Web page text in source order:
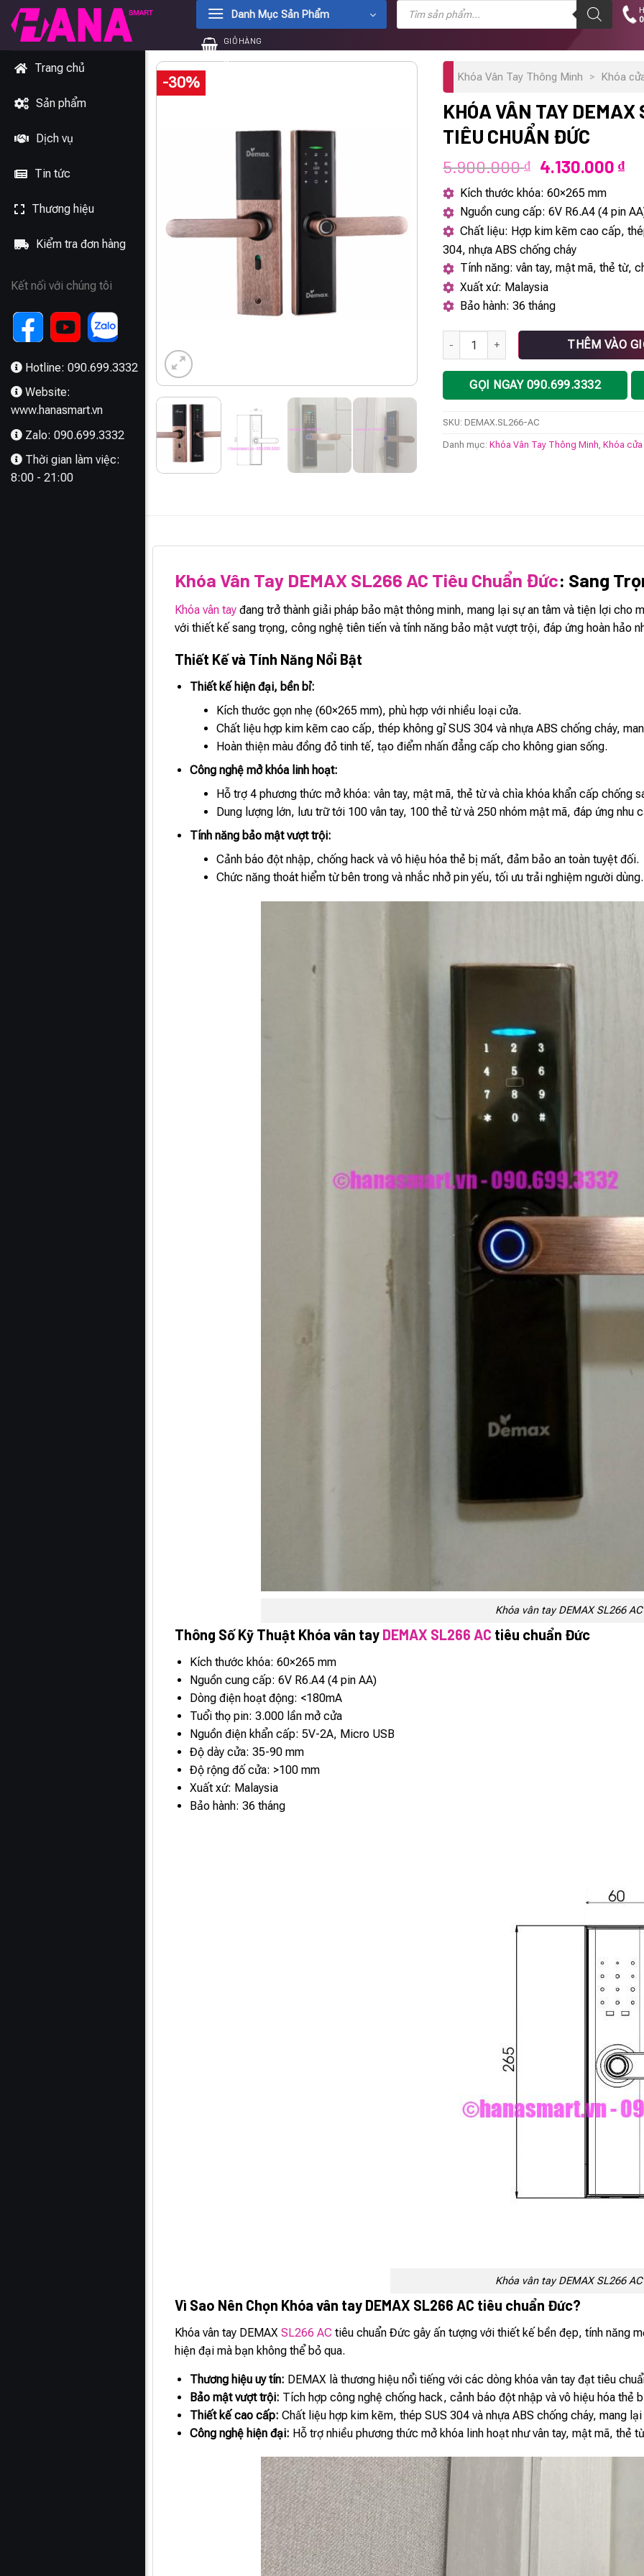
Chuyển
đến
dung
Danh Mục Sản Phẩm
Tìm
kiếm
phẩm
GIỎ HÀNG
0₫
Trang chủ
Sản phẩm
Dịch vụ
Tin tức
Thương hiệu
Kiểm tra đơn hàng
Kết nối với chúng tôi
Hotline: 090.699.3332
Website:
www.hanasmart.vn
Zalo: 090.699.3332
Thời gian làm việc:
8:00 - 21:00
-30% Khóa Vân Tay Thông Minh > Khóa
KHÓA VÂN TAY DEMAX
TIÊU CHUẨN ĐỨC
5.900.000₫
Giá
gốc
là:
5.900.000 ₫.
4.130.000 ₫Giá
là:
Kích thước khóa: 60×265 mm
Nguồn cung cấp: 6V R6.A4 (4 pin
Chất liệu: Hợp kim kẽm cao cấp,
304, nhựa ABS chống cháy
Tính năng: vân tay, mật mã, thẻ từ,
Xuất xứ: Malaysia
Bảo hành: 36 tháng
Khóa vân tay DEMAX SL266 AC tiêu chuẩn
THÊM VÀO
GỌI NGAY 090.699.3332
SKU:DEMAX.SL266-AC
Danh mục:Khóa Vân Tay Thông Minh,Khóa
Khóa Vân Tay DEMAX SL266 AC Tiêu Chuẩn Đức: Sang
Khóa vân tay đang trở thành giải pháp bảo mật thông minh, mang lại sự an tâm và tiện lợi
với thiết kế sang trọng, công nghệ tiên tiến và tính năng bảo mật vượt trội, đáp ứng hoàn hảo
Thiết Kế và Tính Năng Nổi Bật
Thiết kế hiện đại, bền bỉ:
Kích thước gọn nhẹ (60×265 mm), phù hợp với nhiều loại cửa.
Chất liệu hợp kim kẽm cao cấp, thép không gỉ SUS 304 và nhựa ABS chống cháy,
Hoàn thiện màu đồng đỏ tinh tế, tạo điểm nhấn đẳng cấp cho không gian sống.
Công nghệ mở khóa linh hoạt:
Hỗ trợ 4 phương thức mở khóa: vân tay, mật mã, thẻ từ và chìa khóa khẩn cấp chống
Dung lượng lớn, lưu trữ tới 100 vân tay, 100 thẻ từ và 250 nhóm mật mã, đáp ứng nhu
Tính năng bảo mật vượt trội:
Cảnh báo đột nhập, chống hack và vô hiệu hóa thẻ bị mất, đảm bảo an toàn tuyệt đối.
Chức năng thoát hiểm từ bên trong và nhắc nhở pin yếu, tối ưu trải nghiệm người dùng.
Khóa vân tay DEMAX SL266
Thông Số Kỹ Thuật Khóa vân tay DEMAX SL266 AC tiêu chuẩn Đức
Kích thước khóa: 60×265 mm
Nguồn cung cấp: 6V R6.A4 (4 pin AA)
Dòng điện hoạt động: <180mA
Tuổi thọ pin: 3.000 lần mở cửa
Nguồn điện khẩn cấp: 5V-2A, Micro USB
Độ dày cửa: 35-90 mm
Độ rộng đố cửa: >100 mm
Xuất xứ: Malaysia
Bảo hành: 36 tháng
Khóa vân tay DEMAX SL266
Vì Sao Nên Chọn Khóa vân tay DEMAX SL266 AC tiêu chuẩn Đức?
Khóa vân tay DEMAXSL266 AC tiêu chuẩn Đức gây ấn tượng với thiết kế bền đẹp, tính năng
hiện đại mà bạn không thể bỏ qua.
Thương hiệu uy tín: DEMAX là thương hiệu nổi tiếng với các dòng khóa vân tay đạt tiêu
Bảo mật vượt trội: Tích hợp công nghệ chống hack, cảnh báo đột nhập và vô hiệu hóa thẻ
Thiết kế cao cấp: Chất liệu hợp kim kẽm, thép SUS 304 và nhựa ABS chống cháy, mang
Công nghệ hiện đại: Hỗ trợ nhiều phương thức mở khóa linh hoạt như vân tay, mật mã, thẻ